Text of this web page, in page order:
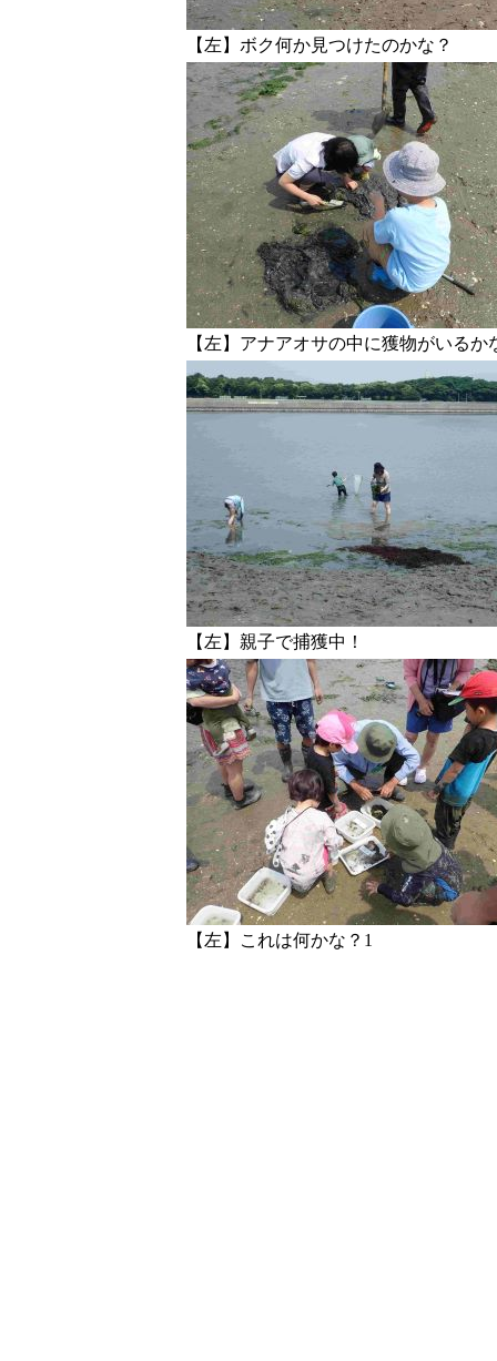
【左】ボク何か見つけたのかな？
【左】アナアオサの中に獲物がいるか
【左】親子で捕獲中！
【左】これは何かな？1